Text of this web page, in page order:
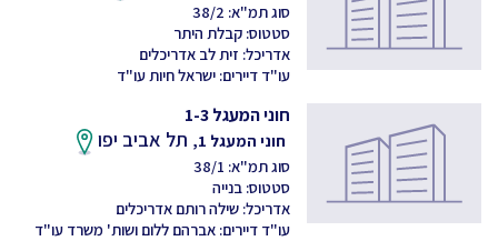
סוג תמ"א: 38/2
סטטוס: קבלת היתר
אדריכל: זית לב אדריכלים
עו"ד דיירים: ישראל חיות עו"ד
חוני המעגל 1-3
חוני המעגל 1, תל אביב יפו
סוג תמ"א: 38/1
סטטוס: בנייה
אדריכל: שילה רותם אדריכלים
עו"ד דיירים: אברהם ללום ושות' משרד עו"ד